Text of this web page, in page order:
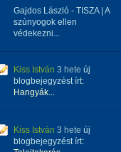
Gajdos László - TISZA | A
szúnyogok ellen
védekezni...
Kiss István 3 hete új
blogbejegyzést írt:
Hangyák...
Kiss István 3 hete új
blogbejegyzést írt: